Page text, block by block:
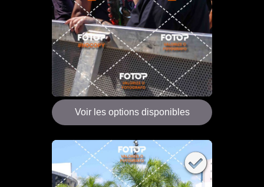
Voir les options disponibles